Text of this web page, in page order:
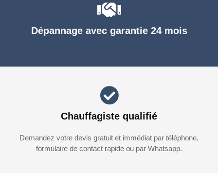
Dépannage avec garantie 24 mois
Chauffagiste qualifié
Demandez votre devis gratuit et immédiat par téléphone,
formulaire de contact rapide ou par Whatsapp.